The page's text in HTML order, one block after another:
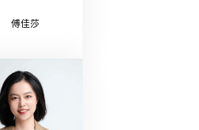
傅佳莎